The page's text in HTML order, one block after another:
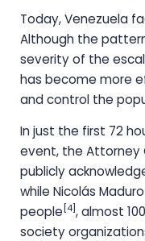
Today, Venezuela
Although the
severity of the
has become more
and control the
In just the first 72
event, the Attorney
publicly
while Nicolás
people [4], almost
society